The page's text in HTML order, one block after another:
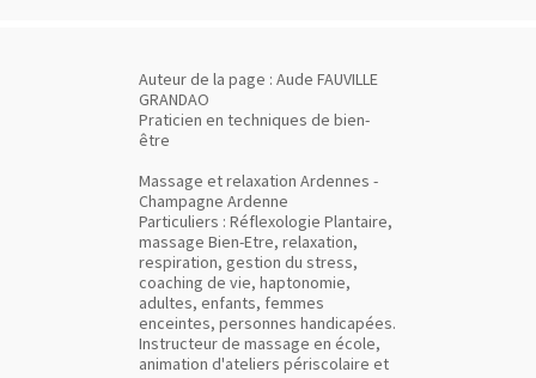
Auteur de la page : Aude FAUVILLE
GRANDAO
Praticien en techniques de bien-
être
Massage et relaxation Ardennes -
Champagne Ardenne
Particuliers : Réflexologie Plantaire,
massage Bien-Etre, relaxation,
respiration, gestion du stress,
coaching de vie, haptonomie,
adultes, enfants, femmes
enceintes, personnes handicapées.
Instructeur de massage en école,
animation d'ateliers périscolaire et